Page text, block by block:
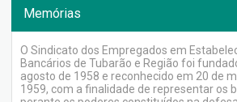
Memórias
O Sindicato dos Empregados em
Bancários de Tubarão e Região foi
agosto de 1958 e reconhecido em 20 de
1959, com a finalidade de representar os